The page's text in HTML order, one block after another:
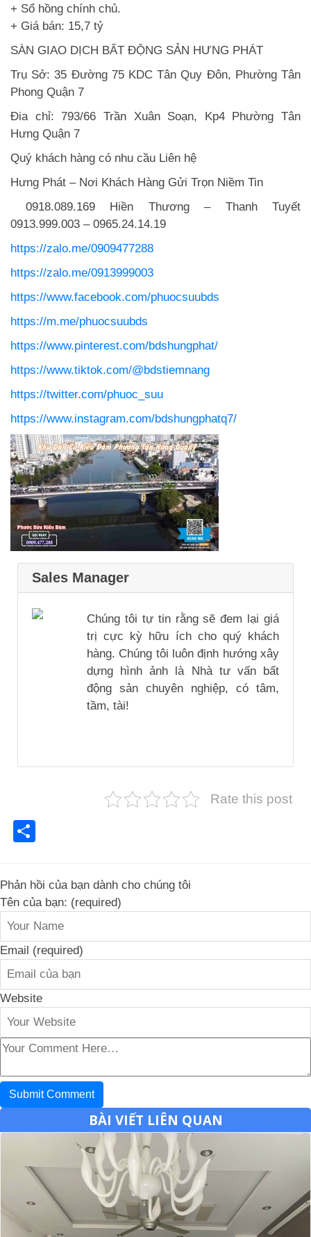
+ Sổ hồng chính chủ.
+ Giá bán: 15,7 tỷ
SÀN GIAO DỊCH BẤT ĐỘNG SẢN HƯNG PHÁT
Trụ Sở: 35 Đường 75 KDC Tân Quy Đôn, Phường Tân
Phong Quận 7
Đia chỉ: 793/66 Trần Xuân Soạn, Kp4 Phường Tân
Hưng Quận 7
Quý khách hàng có nhu cầu Liên hệ
Hưng Phát – Nơi Khách Hàng Gửi Trọn Niềm Tin
0918.089.169 Hiền Thương – Thanh Tuyết
0913.999.003 – 0965.24.14.19
https://zalo.me/0909477288
https://zalo.me/0913999003
https://www.facebook.com/phuocsuubds
https://m.me/phuocsuubds
https://www.pinterest.com/bdshungphat/
https://www.tiktok.com/@bdstiemnang
https://twitter.com/phuoc_suu
https://www.instagram.com/bdshungphatq7/
Sales Manager
Chúng tôi tự tin rằng sẽ đem lại giá
trị cực kỳ hữu ích cho quý khách
hàng. Chúng tôi luôn định hướng xây
dựng hình ảnh là Nhà tư vấn bất
động sản chuyên nghiệp, có tâm,
tầm, tài!
Rate this post
Phản hồi của bạn dành cho chúng tôi
Tên của bạn: (required)
Email (required)
Website
BÀI VIẾT LIÊN QUAN